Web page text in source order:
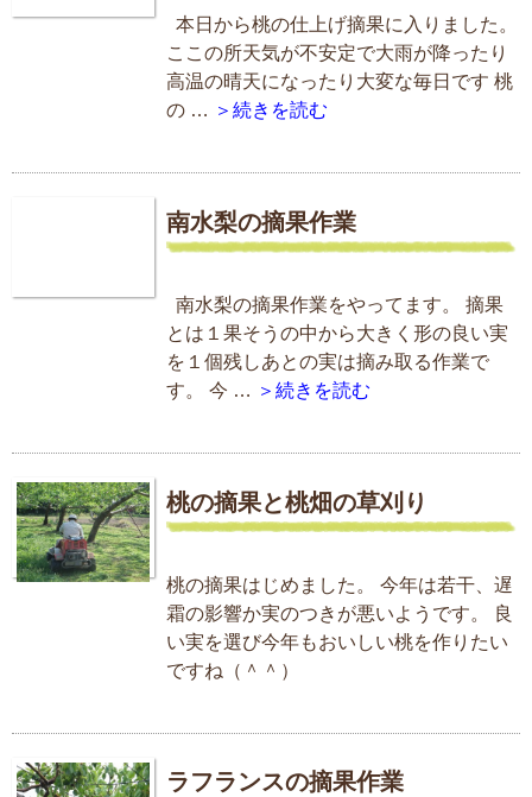
本日から桃の仕上げ摘果に入りました。
ここの所天気が不安定で大雨が降ったり
高温の晴天になったり大変な毎日です 桃
の … ＞続きを読む
南水梨の摘果作業
南水梨の摘果作業をやってます。 摘果
とは１果そうの中から大きく形の良い実
を１個残しあとの実は摘み取る作業で
す。 今 … ＞続きを読む
桃の摘果と桃畑の草刈り
桃の摘果はじめました。 今年は若干、遅
霜の影響か実のつきが悪いようです。 良
い実を選び今年もおいしい桃を作りたい
ですね（＾＾）
ラフランスの摘果作業